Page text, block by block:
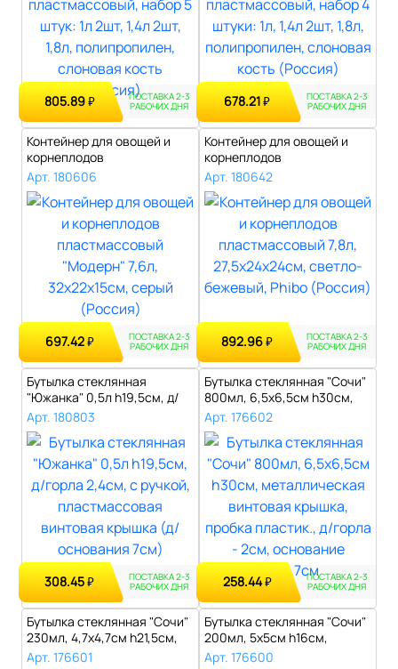
805.89₽ ПОСТАВКА 2-3
РАБОЧИХ ДНЯ 678.21₽ ПОСТАВКА 2-3
РАБОЧИХ ДНЯ
Контейнер для овощей и
корнеплодов
пластмассовый "Модер..
Арт. 180606
697.42₽ ПОСТАВКА 2-3
РАБОЧИХ ДНЯ
Контейнер для овощей и
корнеплодов
пластмассовый 7,8л, ..
Арт. 180642
892.96₽ ПОСТАВКА 2-3
РАБОЧИХ ДНЯ
Бутылка стеклянная
"Южанка" 0,5л h19,5см, д/
горла 2,4см..
Арт. 180803
308.45₽ ПОСТАВКА 2-3
РАБОЧИХ ДНЯ
Бутылка стеклянная "Сочи"
800мл, 6,5х6,5см h30см,
метал..
Арт. 176602
258.44₽ ПОСТАВКА 2-3
РАБОЧИХ ДНЯ
Бутылка стеклянная "Сочи"
230мл, 4,7х4,7см h21,5см,
мет..
Арт. 176601
Бутылка стеклянная "Сочи"
200мл, 5х5см h16см,
металличе..
Арт. 176600